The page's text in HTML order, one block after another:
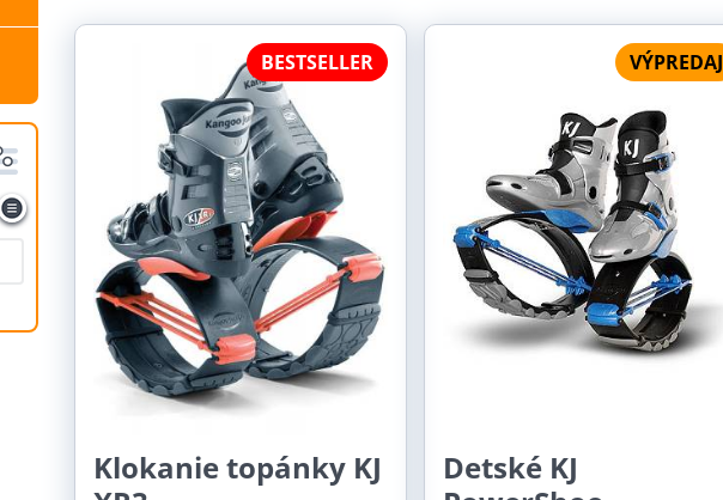
Prajete si načítať Youtube video?
Povoliť a zapamätať - súhlas s druhom cookie: Funkčné
Otvoriť video v novom okne
Vyzkúšajte si Kangoo Jumps
Ak si chcete Kangoo Jumps topánky
BESTSELLER
Klokanie topánky KJ
VÝPREDAJ
Detské KJ